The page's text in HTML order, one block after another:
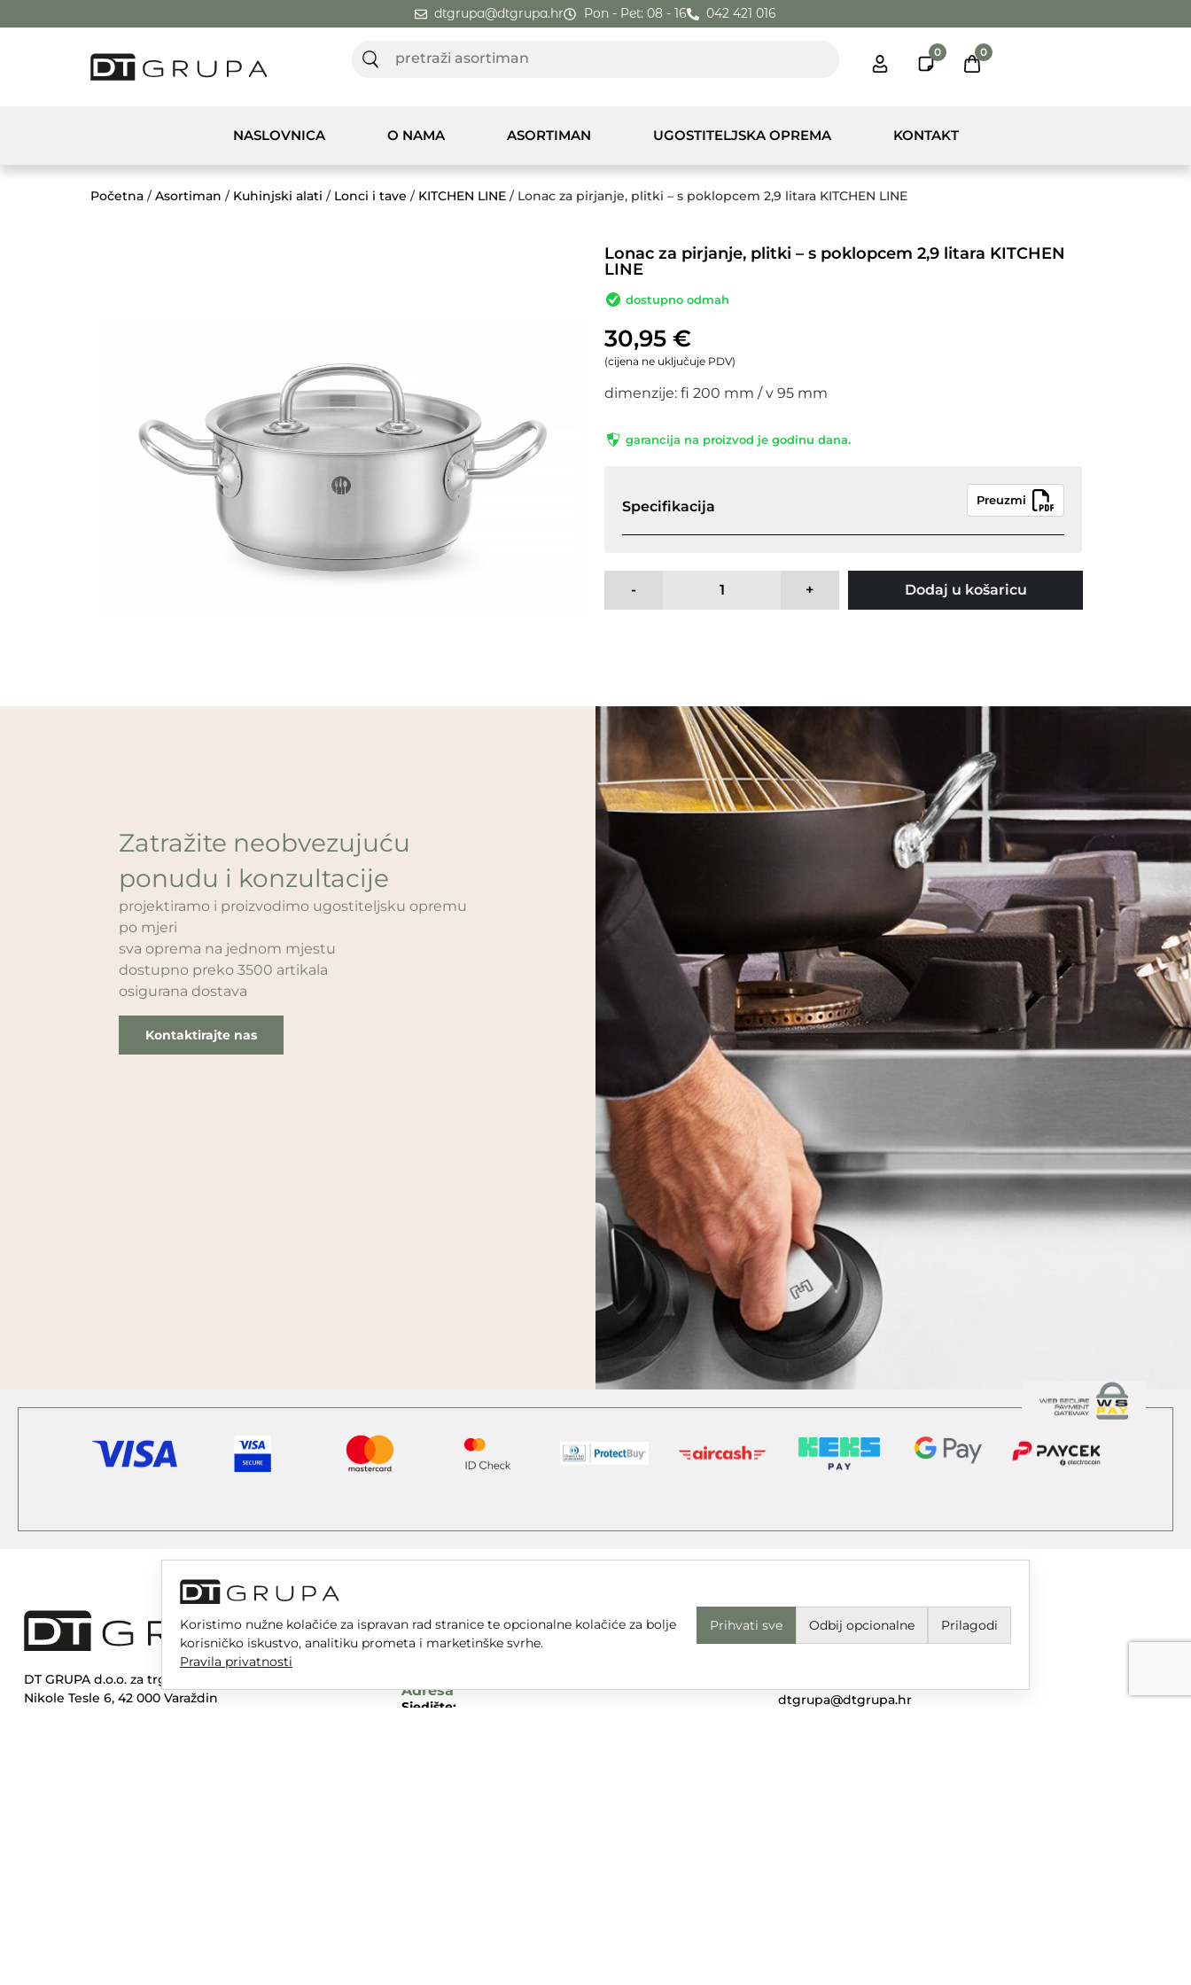
dtgrupa@dtgrupa.hr Pon - Pet: 08 - 16 042 421 016
0 0
NASLOVNICA O NAMA ASORTIMAN UGOSTITELJSKA OPREMA KONTAKT
Početna /Asortiman / Kuhinjski alati / Lonci i tave / KITCHEN LINE / Lonac za pirjanje, plitki – s poklopcem 2,9 litara KITCHEN LINE
Lonac za pirjanje, plitki – s poklopcem 2,9 litara KITCHEN
LINE
dostupno odmah
30,95 €
(cijena ne uključuje PDV)
dimenzije: fi 200 mm / v 95 mm
garancija na proizvod je godinu dana.
Specifikacija Preuzmi
- + Dodaj u košaricu
Zatražite neobvezujuću
ponudu i konzultacije
projektiramo i proizvodimo ugostiteljsku opremu
po mjeri
sva oprema na jednom mjestu
dostupno preko 3500 artikala
osigurana dostava
Kontaktirajte nas
DT GRUPA d.o.o. za trgovinu i usluge
Nikole Tesle 6, 42 000 Varaždin
Radno vrijeme
Pon - Pet: 08 - 16
Adresa
Sjedište:
Uvjeti korištenja i odredbe
dtgrupa@dtgrupa.hr
Koristimo nužne kolačiće za ispravan rad stranice te opcionalne kolačiće za bolje
korisničko iskustvo, analitiku prometa i marketinške svrhe.
Pravila privatnosti
Prihvati sve Odbij opcionalne Prilagodi